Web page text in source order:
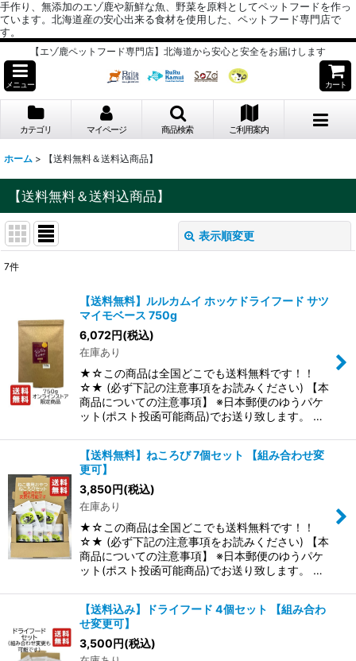
手作り、無添加のエゾ鹿や新鮮な魚、野菜を原料としてペットフードを作っ
ています。北海道産の安心出来る食材を使用した、ペットフード専門店で
す。
【エゾ鹿ペットフード専門店】北海道から安心と安全をお届けします
メニュー カート
カテゴリ マイページ 商品検索 ご利用案内
ホーム > 【送料無料＆送料込商品】
【送料無料＆送料込商品】
表示順変更
並び順:
絞り込む
7件
【送料無料】ルルカムイ ホッケドライフード サツ
マイモベース 750g
6,072円(税込)
在庫あり
★☆この商品は全国どこでも送料無料です！！
☆★ (必ず下記の注意事項をお読みください) 【本
商品についての注意事項】 ※日本郵便のゆうパケ
ット(ポスト投函可能商品)でお送り致します。 …
【送料無料】ねころび 7個セット 【組み合わせ変
更可】
3,850円(税込)
在庫あり
★☆この商品は全国どこでも送料無料です！！
☆★ (必ず下記の注意事項をお読みください) 【本
商品についての注意事項】 ※日本郵便のゆうパケ
ット(ポスト投函可能商品)でお送り致します。 …
【送料込み】ドライフード 4個セット 【組み合わ
せ変更可】
3,500円(税込)